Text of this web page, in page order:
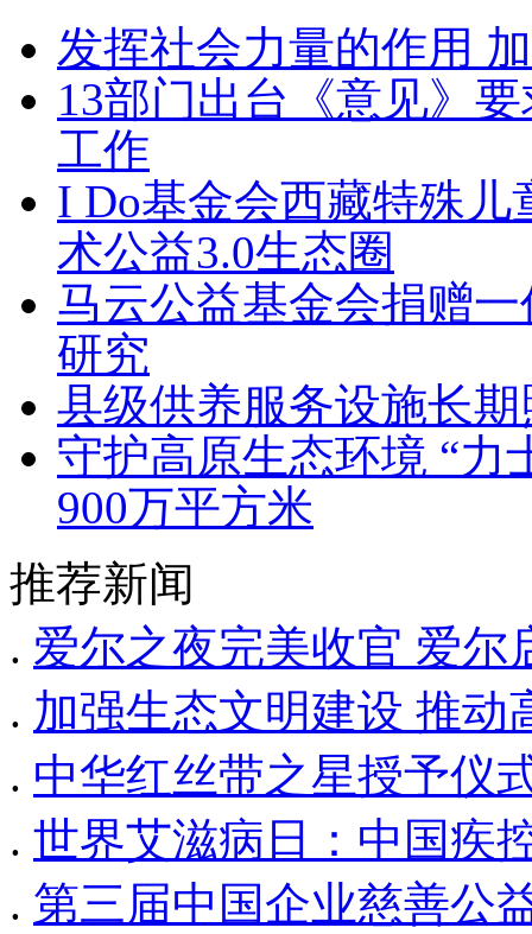
发挥社会力量的作用
13部门出台《意见》
工作
I Do基金会西藏特殊
术公益3.0生态圈
马云公益基金会捐赠
研究
县级供养服务设施长
守护高原生态环境 “力
900万平方米
推荐新闻
. 爱尔之夜完美收官 爱尔
. 加强生态文明建设 推
. 中华红丝带之星授予仪
. 世界艾滋病日：中国疾
. 第三届中国企业慈善公